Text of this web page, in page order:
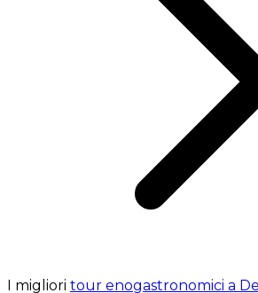
I migliori tour enogastronomici a